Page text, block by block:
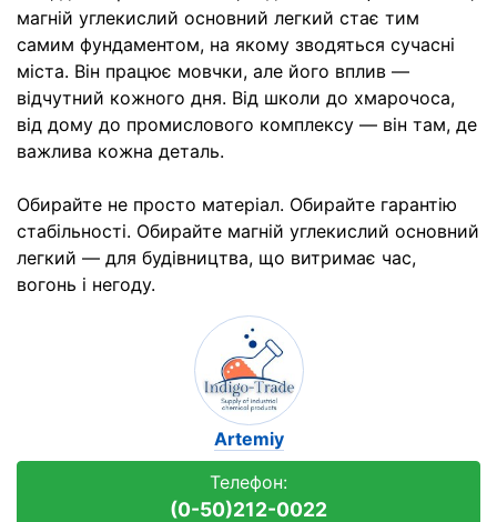
магній углекислий основний легкий стає тим
самим фундаментом, на якому зводяться сучасні
міста. Він працює мовчки, але його вплив —
відчутний кожного дня. Від школи до хмарочоса,
від дому до промислового комплексу — він там, де
важлива кожна деталь.
Обирайте не просто матеріал. Обирайте гарантію
стабільності. Обирайте магній углекислий основний
легкий — для будівництва, що витримає час,
вогонь і негоду.
Artemiy
Телефон:
(0-50)212-0022